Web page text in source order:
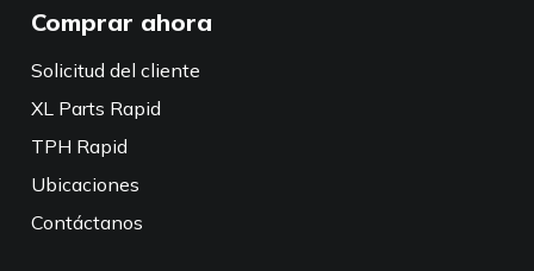
Comprar ahora
Solicitud del cliente
XL Parts Rapid
TPH Rapid
Ubicaciones
Contáctanos